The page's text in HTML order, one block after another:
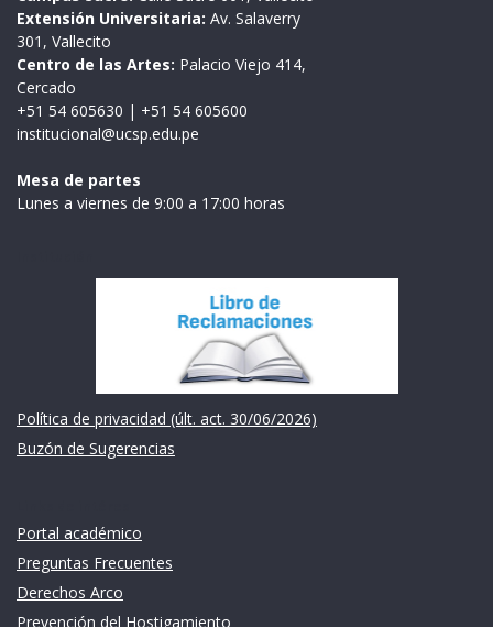
Extensión Universitaria: Av. Salaverry
301, Vallecito
Centro de las Artes: Palacio Viejo 414,
Cercado
+51 54 605630 | +51 54 605600
institucional@ucsp.edu.pe
Mesa de partes
Lunes a viernes de 9:00 a 17:00 horas
Política de privacidad (últ. act. 30/06/2026)
Buzón de Sugerencias
Portal académico
Preguntas Frecuentes
Derechos Arco
Prevención del Hostigamiento